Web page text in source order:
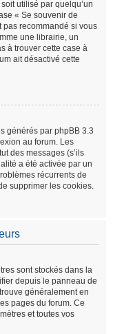
utilisé par quelqu’un
« Se souvenir de
pas recommandé si vous
une librairie, un
à trouver cette case à
ait désactivé cette
générés par phpBB 3.3
au forum. Les
des messages (s’ils
a été activée par un
récurrents de
supprimer les cookies.
sont stockés dans la
depuis le panneau de
généralement en
pages du forum. Ce
et toutes vos